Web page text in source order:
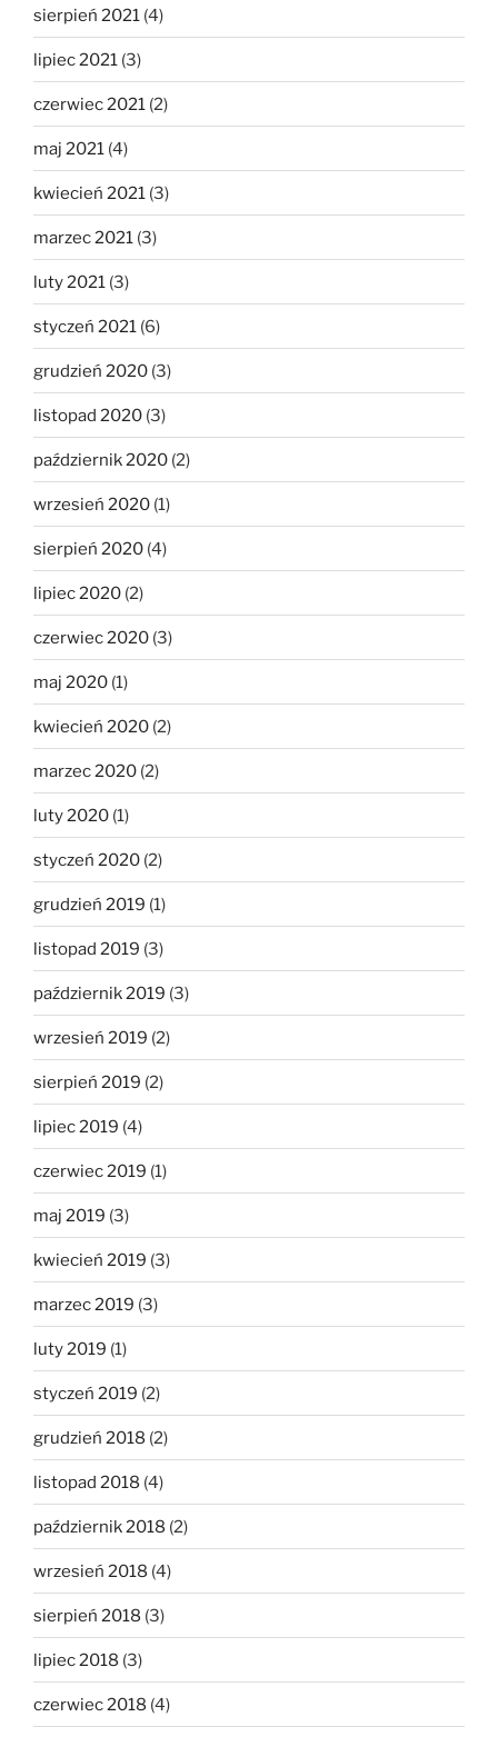
sierpień 2021 (4)
lipiec 2021 (3)
czerwiec 2021 (2)
maj 2021 (4)
kwiecień 2021 (3)
marzec 2021 (3)
luty 2021 (3)
styczeń 2021 (6)
grudzień 2020 (3)
listopad 2020 (3)
październik 2020 (2)
wrzesień 2020 (1)
sierpień 2020 (4)
lipiec 2020 (2)
czerwiec 2020 (3)
maj 2020 (1)
kwiecień 2020 (2)
marzec 2020 (2)
luty 2020 (1)
styczeń 2020 (2)
grudzień 2019 (1)
listopad 2019 (3)
październik 2019 (3)
wrzesień 2019 (2)
sierpień 2019 (2)
lipiec 2019 (4)
czerwiec 2019 (1)
maj 2019 (3)
kwiecień 2019 (3)
marzec 2019 (3)
luty 2019 (1)
styczeń 2019 (2)
grudzień 2018 (2)
listopad 2018 (4)
październik 2018 (2)
wrzesień 2018 (4)
sierpień 2018 (3)
lipiec 2018 (3)
czerwiec 2018 (4)